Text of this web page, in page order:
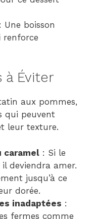
: Une boisson
renforce
à Éviter
aux pommes,
qui peuvent
leur texture.
caramel : Si le
deviendra amer.
jusqu’à ce
dorée.
inadaptées :
fermes comme